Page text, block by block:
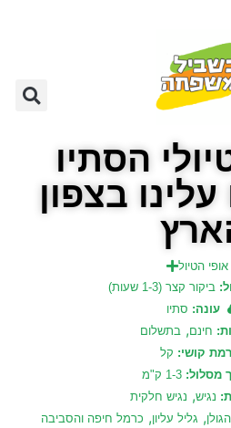
הסתיו
בצפון
אופי הטיול
ביקור קצר (1-3 שעות)
עונה: סתיו
חינם, בתשלום
רמת קושי: קל
מסלול:1-3 ק"מ
נגיש, נגיש חלקית
, גליל עליון, כרמל חיפה והסביבה